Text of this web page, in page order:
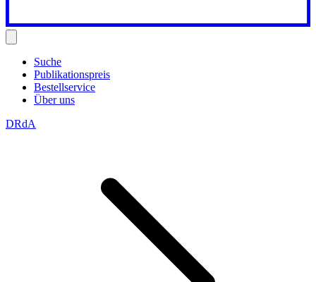
Suche
Publikationspreis
Bestellservice
Über uns
DRdA